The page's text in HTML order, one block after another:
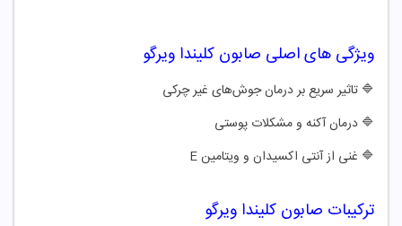
ویژگی های اصلی صابون کلیندا ویرگو
🔷 تاثیر سریع بر درمان جوش‌های غیر چرکی
🔷 درمان آکنه و مشکلات پوستی
🔷 غنی از آنتی اکسیدان و ویتامین E
ترکیبات صابون کلیندا ویرگو